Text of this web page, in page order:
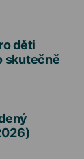
děti
skutečně